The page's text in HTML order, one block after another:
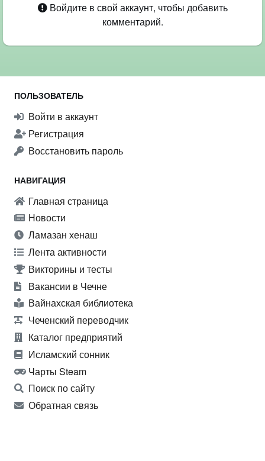
Войдите в свой аккаунт, чтобы добавить
комментарий.
ПОЛЬЗОВАТЕЛЬ
Войти в аккаунт
Регистрация
Восстановить пароль
НАВИГАЦИЯ
Главная страница
Новости
Ламазан хенаш
Лента активности
Викторины и тесты
Вакансии в Чечне
Вайнахская библиотека
Чеченский переводчик
Каталог предприятий
Исламский сонник
Чарты Steam
Поиск по сайту
Обратная связь